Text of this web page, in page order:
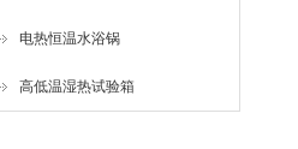
电热恒温水浴锅
高低温湿热试验箱